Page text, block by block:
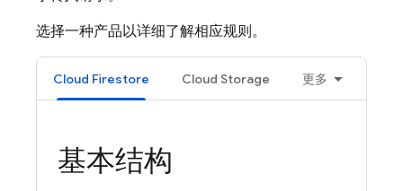
选择一种产品以详细了解相应规则。
Cloud Firestore Cloud Storage 更多
基本结构